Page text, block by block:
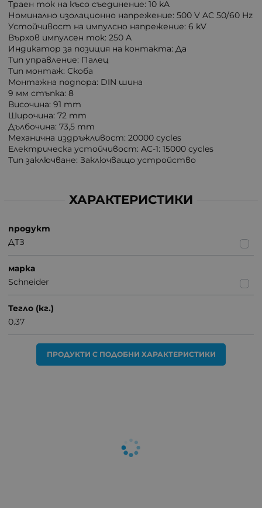
Траен ток на късо съединение: 10 kA
Номинално изолационно напрежение: 500 V AC 50/60 Hz
Устойчивост на импулсно напрежение: 6 kV
Върхов импулсен ток: 250 A
Индикатор за позиция на контакта: Да
Тип управление: Палец
Тип монтаж: Скоба
Монтажна подпора: DIN шина
9 мм стъпка: 8
Височина: 91 mm
Широчина: 72 mm
Дълбочина: 73,5 mm
Механична издръжливост: 20000 cycles
Електрическа устойчивост: AC-1: 15000 cycles
Тип заключване: Заключващо устройство
ХАРАКТЕРИСТИКИ
продукт
ДТЗ
марка
Schneider
Тегло (кг.)
0.37
ПРОДУКТИ С ПОДОБНИ ХАРАКТЕРИСТИКИ